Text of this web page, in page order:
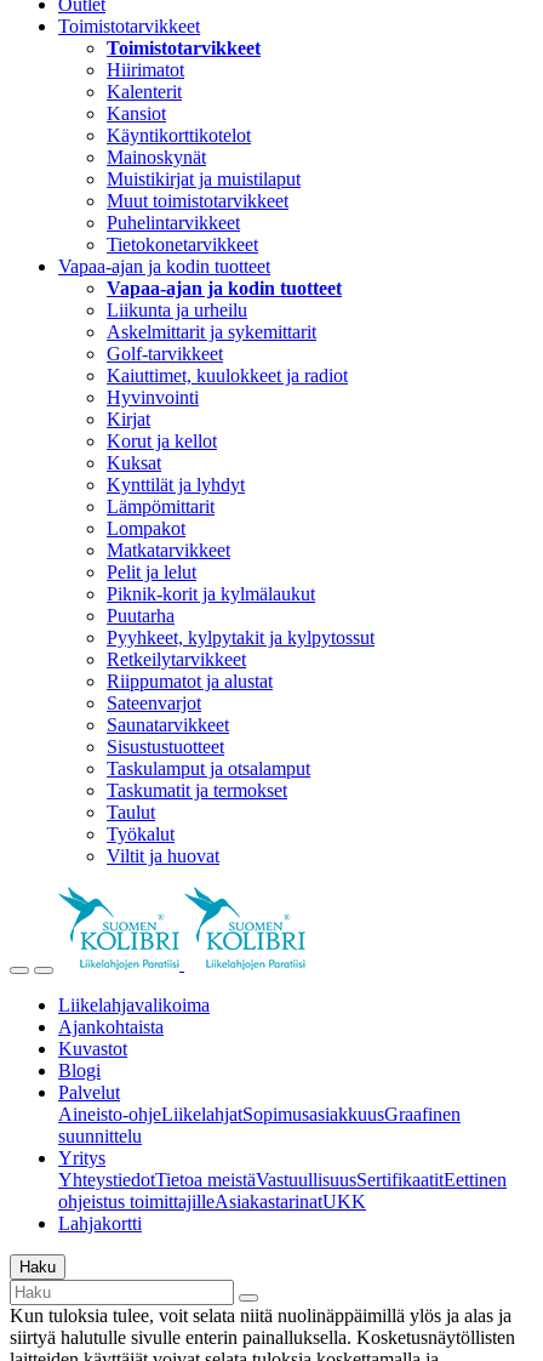
Outlet
Toimistotarvikkeet
Toimistotarvikkeet
Hiirimatot
Kalenterit
Kansiot
Käyntikorttikotelot
Mainoskynät
Muistikirjat ja muistilaput
Muut toimistotarvikkeet
Puhelintarvikkeet
Tietokonetarvikkeet
Vapaa-ajan ja kodin tuotteet
Vapaa-ajan ja kodin tuotteet
Liikunta ja urheilu
Askelmittarit ja sykemittarit
Golf-tarvikkeet
Kaiuttimet, kuulokkeet ja radiot
Hyvinvointi
Kirjat
Korut ja kellot
Kuksat
Kynttilät ja lyhdyt
Lämpömittarit
Lompakot
Matkatarvikkeet
Pelit ja lelut
Piknik-korit ja kylmälaukut
Puutarha
Pyyhkeet, kylpytakit ja kylpytossut
Retkeilytarvikkeet
Riippumatot ja alustat
Sateenvarjot
Saunatarvikkeet
Sisustustuotteet
Taskulamput ja otsalamput
Taskumatit ja termokset
Taulut
Työkalut
Viltit ja huovat
Liikelahjavalikoima
Ajankohtaista
Kuvastot
Blogi
Palvelut
Aineisto-ohjeLiikelahjatSopimusasiakkuusGraafinen
suunnittelu
Yritys
YhteystiedotTietoa meistäVastuullisuusSertifikaatitEettinen
ohjeistus toimittajilleAsiakastarinatUKK
Lahjakortti
Haku
Kun tuloksia tulee, voit selata niitä nuolinäppäimillä ylös ja alas ja
siirtyä halutulle sivulle enterin painalluksella. Kosketusnäytöllisten